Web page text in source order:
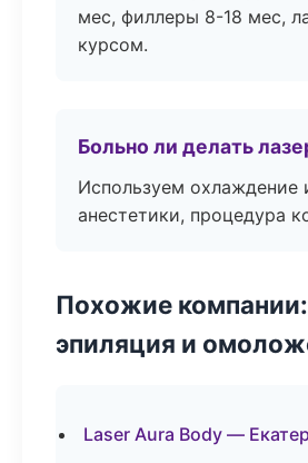
мес, филлеры 8-18 мес,
курсом.
Больно ли делать
Используем охлаждение
анестетики, процедура
Похожие
эпиляция и
Laser Aura Body —